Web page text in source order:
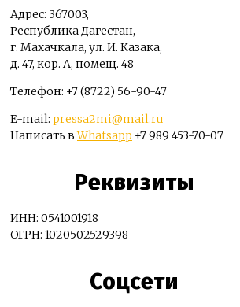
Адрес: 367003,
Республика Дагестан,
г. Махачкала, ул. И. Казака,
д. 47, кор. А, помещ. 48
Телефон: +7 (8722) 56-90-47
E-mail: pressa2mi@mail.ru
Написать вWhatsapp +7 989 453-70-07
Реквизиты
ИНН: 0541001918
ОГРН: 1020502529398
Соцсети